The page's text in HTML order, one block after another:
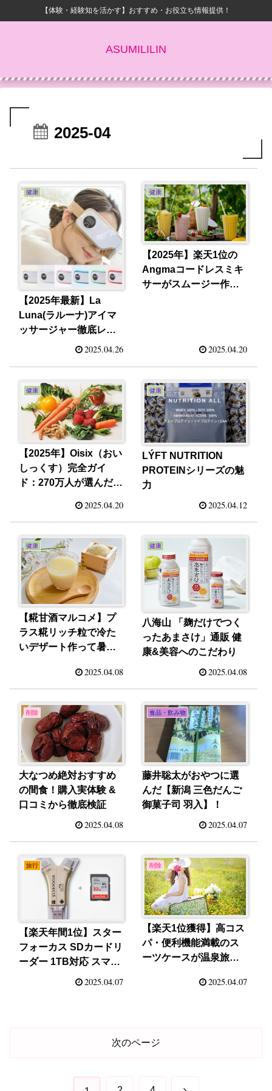
【体験・経験知を活かす】おすすめ・お役立ち情報提供！
ASUMILILIN
2025-04
健康
【2025年最新】La
Luna(ラルーナ)アイマ
ッサージャー徹底レビ
ュー｜デジタル疲れ目
2025.04.26
健康
【2025年】楽天1位の
Angmaコードレスミキ
サーがスムージー作り
2025.04.20
健康
【2025年】Oisix（おい
しっくす）完全ガイ
ド：270万人が選んだ食
2025.04.20
健康
LÝFT NUTRITION
PROTEINシリーズの魅
力
2025.04.12
健康
【糀甘酒マルコメ】プ
ラス糀リッチ粒で冷た
いデザート作って暑さ
2025.04.08
健康
八海山 「麹だけでつく
ったあまさけ」通販 健
康&美容へのこだわり
2025.04.08
削除
大なつめ絶対おすすめ
の間食！購入実体験 &
口コミから徹底検証
2025.04.08
食品・飲み物
藤井聡太がおやつに選
んだ【新潟 三色だんご
御菓子司 羽入】！
2025.04.07
旅行
【楽天年間1位】スター
フォーカス SDカードリ
ーダー 1TB対応 スマホ
容量不足を解決する最
2025.04.07
削除
【楽天1位獲得】高コス
パ・便利機能満載のス
ーツケースが温泉旅行
2025.04.07
次のページ